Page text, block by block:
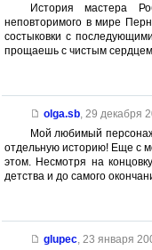
История мастера
неповторимого в мире
состыковки с
прощаешь с чистым сердцем
olga.sb, 29 декабря
Мой любимый
отдельную историю! Еще с
этом. Несмотря на
детства и до самого
glupec, 23 января